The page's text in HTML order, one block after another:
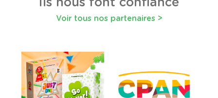
Ils nous font confiance
Voir tous nos partenaires >